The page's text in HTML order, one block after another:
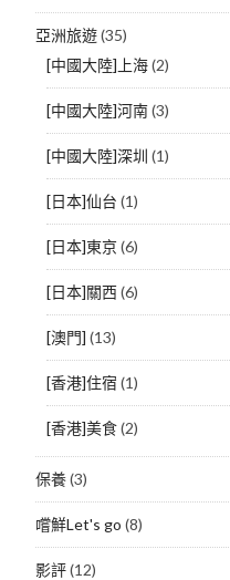
亞洲旅遊(35)
[中國大陸]上海(2)
[中國大陸]河南(3)
[中國大陸]深圳 (1)
[日本]仙台 (1)
[日本]東京(6)
[日本]關西(6)
[澳門] (13)
[香港]住宿 (1)
[香港]美食(2)
保養(3)
嚐鮮Let's go (8)
影評(12)